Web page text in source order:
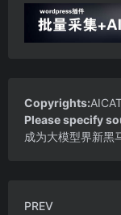
Copyrights:
Please specify
成为大模型界新黑
PREV